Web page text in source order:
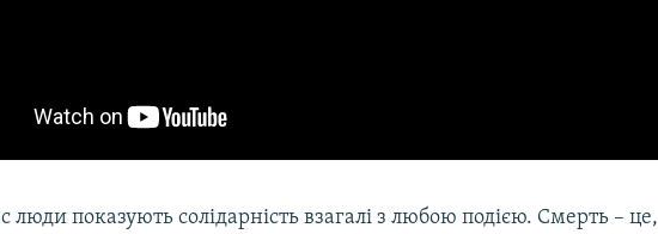
люди показують солідарність взагалі з любою подією. Смерть – це,